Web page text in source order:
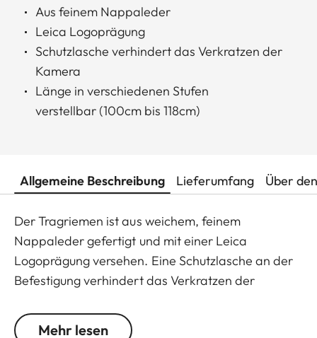
Aus feinem Nappaleder
Leica Logoprägung
Schutzlasche verhindert das Verkratzen der
Kamera
Länge in verschiedenen Stufen
verstellbar (100cm bis 118cm)
Allgemeine Beschreibung Lieferumfang Über
Der Tragriemen ist aus weichem, feinem
Nappaleder gefertigt und mit einer Leica
Logoprägung versehen. Eine Schutzlasche an der
Befestigung verhindert das Verkratzen der
Bereitschaftstasche empfohlen. Ebenfalls für
Mehr lesen